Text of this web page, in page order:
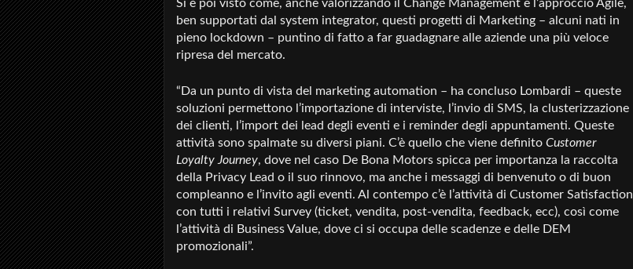
Si è poi visto come, anche valorizzando il Change Management e l’approccio Agile,
ben supportati dal system integrator, questi progetti di Marketing – alcuni nati in
pieno lockdown – puntino di fatto a far guadagnare alle aziende una più veloce
ripresa del mercato.
“Da un punto di vista del marketing automation – ha concluso Lombardi – queste
soluzioni permettono l’importazione di interviste, l’invio di SMS, la clusterizzazione
dei clienti, l’import dei lead degli eventi e i reminder degli appuntamenti. Queste
attività sono spalmate su diversi piani. C’è quello che viene definito Customer
Loyalty Journey, dove nel caso De Bona Motors spicca per importanza la raccolta
della Privacy Lead o il suo rinnovo, ma anche i messaggi di benvenuto o di buon
compleanno e l’invito agli eventi. Al contempo c’è l’attività di Customer Satisfaction
con tutti i relativi Survey (ticket, vendita, post-vendita, feedback, ecc), così come
l’attività di Business Value, dove ci si occupa delle scadenze e delle DEM
promozionali”.